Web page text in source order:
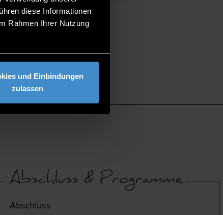
diese Informationen
Rahmen Ihrer Nutzung
und Einbindungen
zulassen
Abschluss & Programme
Abschluss